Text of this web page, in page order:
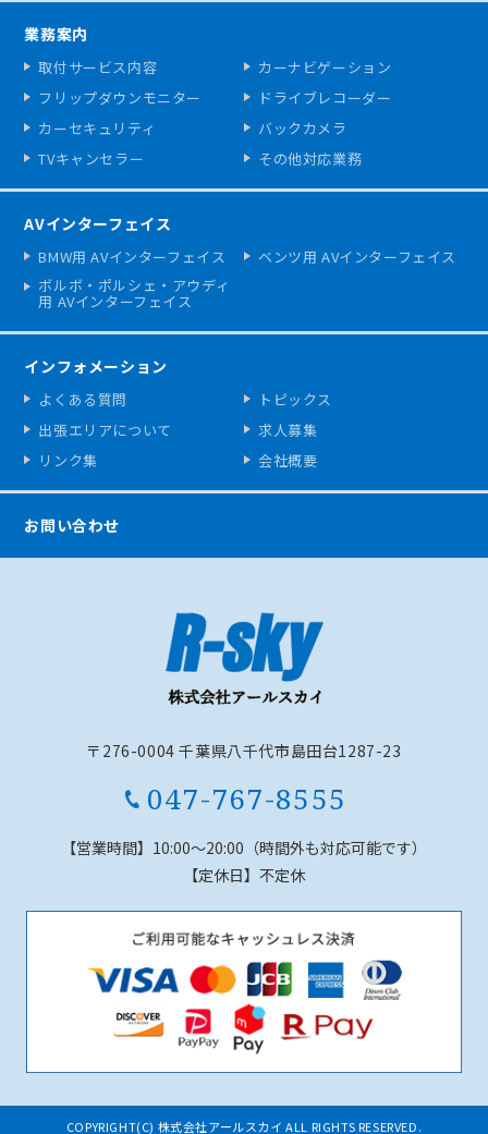
業務案内
取付サービス内容
カーナビゲーション
フリップダウンモニター
ドライブレコーダー
カーセキュリティ
バックカメラ
TVキャンセラー
その他対応業務
AVインターフェイス
BMW用 AVインターフェイス
ベンツ用 AVインターフェイス
ボルボ・ポルシェ・アウディ
用 AVインターフェイス
インフォメーション
よくある質問
トピックス
出張エリアについて
求人募集
リンク集
会社概要
お問い合わせ
〒276-0004 千葉県八千代市島田台1287-23
047-767-8555
【営業時間】 10:00～20:00（時間外も対応可能です）
【定休日】不定休
COPYRIGHT(C) 株式会社アールスカイ ALL RIGHTS RESERVED.